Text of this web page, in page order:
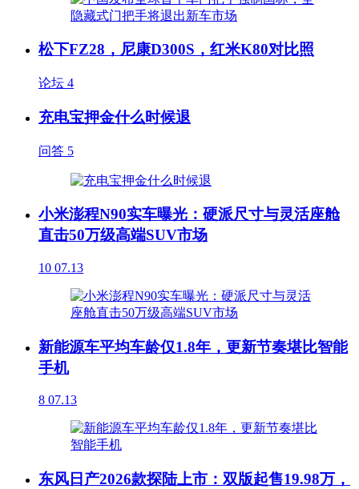
松下FZ28，尼康D300S，红米K80对比照
论坛 4
充电宝押金什么时候退
问答 5
小米澎程N90实车曝光：硬派尺寸与灵活座舱
直击50万级高端SUV市场
10 07.13
新能源车平均车龄仅1.8年，更新节奏堪比智能
手机
8 07.13
东风日产2026款探陆上市：双版起售19.98万，